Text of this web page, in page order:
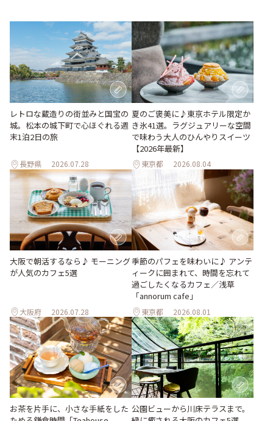
レトロな蔵造りの街並みと国宝の
城。松本の城下町で心ほぐれる週
末1泊2日の旅
長野県 2026.07.28
夏のご褒美に♪東京ホテル限定か
き氷41選。ラグジュアリーな空間
で味わう大人のひんやりスイーツ
【2026年最新】
東京都 2026.08.04
大阪で朝活するなら♪ モーニング
が人気のカフェ5選
大阪府 2026.07.28
季節のパフェを味わいに♪ アンテ
ィークに囲まれて、時間を忘れて
過ごしたくなるカフェ／浅草
「annorum cafe」
東京都 2026.08.01
お茶を片手に、小さな手紙をした 公園ビューから川床テラスまで。